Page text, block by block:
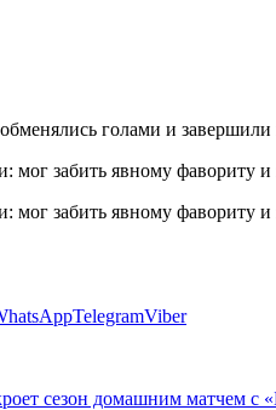
голами и завершили
TelegramViber
сезон домашним матчем с